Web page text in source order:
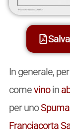
In generale,
comevinoin
per uno
Franciacorta